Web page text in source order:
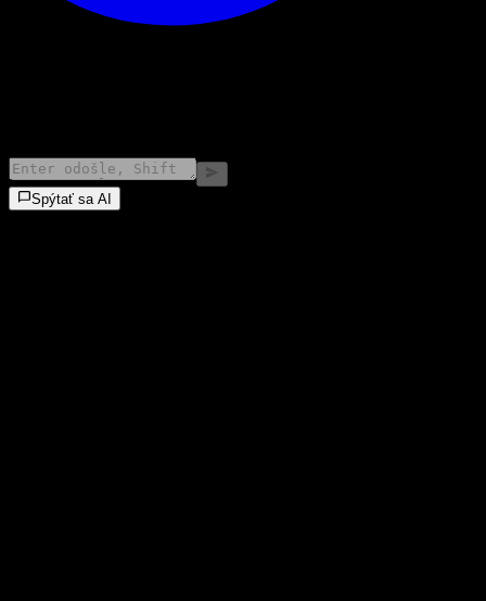
Spýtať sa AI